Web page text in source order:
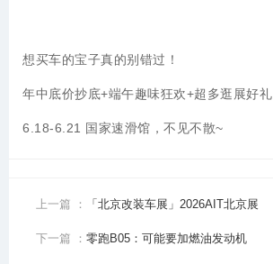
想买车的宝子真的别错过！
年中底价抄底+端午趣味狂欢+超多逛展好礼
6.18-6.21 国家速滑馆，不见不散~
上一篇 ： 「北京改装车展」2026AIT北京展
下一篇 ： 零跑B05：可能要加燃油发动机